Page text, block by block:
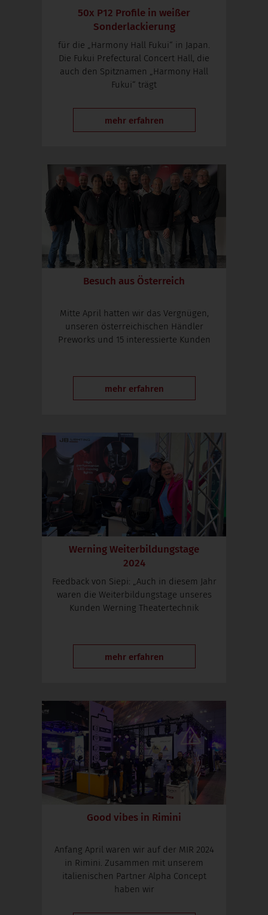
50x P12 Profile in weißer
Sonderlackierung
für die „Harmony Hall Fukui“ in Japan.
Die Fukui Prefectural Concert Hall, die
auch den Spitznamen „Harmony Hall
Fukui“ trägt
mehr erfahren
Besuch aus Österreich
Mitte April hatten wir das Vergnügen,
unseren österreichischen Händler
Preworks und 15 interessierte Kunden
mehr erfahren
Werning Weiterbildungstage
2024
Feedback von Siepi: „Auch in diesem Jahr
waren die Weiterbildungstage unseres
Kunden Werning Theatertechnik
mehr erfahren
Good vibes in Rimini
Anfang April waren wir auf der MIR 2024
in Rimini. Zusammen mit unserem
italienischen Partner Alpha Concept
haben wir